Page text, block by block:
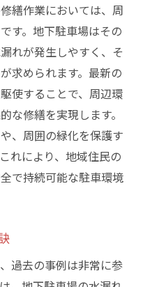
繕作業においては、周
す。地下駐車場はその
れが発生しやすく、そ
求められます。最新の
使することで、周辺環
な修繕を実現します。
、周囲の緑化を保護す
れにより、地域住民の
で持続可能な駐車環境
過去の事例は非常に参